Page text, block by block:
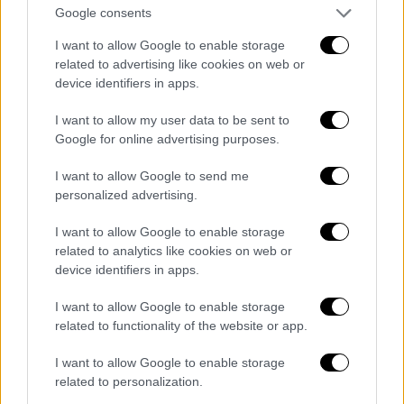
Google consents
I want to allow Google to enable storage
related to advertising like cookies on web or
device identifiers in apps.
I want to allow my user data to be sent to
Google for online advertising purposes.
I want to allow Google to send me
personalized advertising.
I want to allow Google to enable storage
related to analytics like cookies on web or
device identifiers in apps.
I want to allow Google to enable storage
related to functionality of the website or app.
I want to allow Google to enable storage
related to personalization.
«Πολιτικά πρόσωπα» λογίζονται ο/η
Πρόεδρος της Δημοκρατίας, τα μέλη της
κυβέρνησης και οι υφυπουργοί, οι
βουλευτές του εθνικού και του ευρωπαϊκού
κοινοβουλίου, οι αρχηγοί των πολιτικών
κομμάτων που εκπροσωπούνται στο εθνικό
και το ευρωπαϊκό κοινοβούλιο και τα
ανώτατα μονοπρόσωπα όργανα των ΟΤΑ Α’
και Β΄ βαθμού.
8. Μπορεί το πρόσωπο το οποίο υπέστη την
άρση απορρήτου για λόγους εθνικής
ασφάλειας να ενημερώνεται εκ των
υστέρων;
Έως το 2021, ήταν δυνατόν να ενημερώνεται
κατά τη διακριτική ευχέρεια του